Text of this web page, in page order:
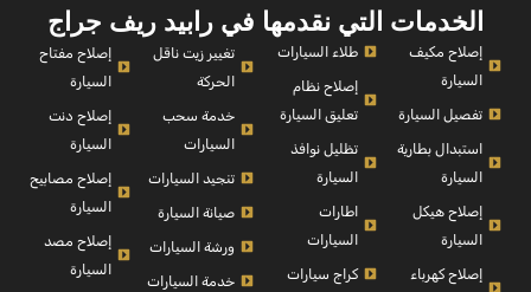
الخدمات التي نقدمها في رابيد ريف جراج
إصلاح مكيف
السيارة
تفصيل السيارة
استبدال بطارية
السيارة
إصلاح هيكل
السيارة
إصلاح كهرباء
طلاء السيارات
إصلاح نظام
تعليق السيارة
تظليل نوافذ
السيارة
اطارات
السيارات
كراج سيارات
تغيير زيت ناقل
الحركة
خدمة سحب
السيارات
تنجيد السيارات
صيانة السيارة
ورشة السيارات
خدمة السيارات
إصلاح مفتاح
السيارة
إصلاح دنت
السيارة
إصلاح مصابيح
السيارة
إصلاح مصد
السيارة